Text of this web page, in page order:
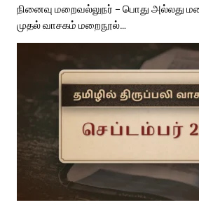
நினைவு மறைவல்லுநர் – பொது அல்லது
முதல் வாசகம் மறைநூல்…